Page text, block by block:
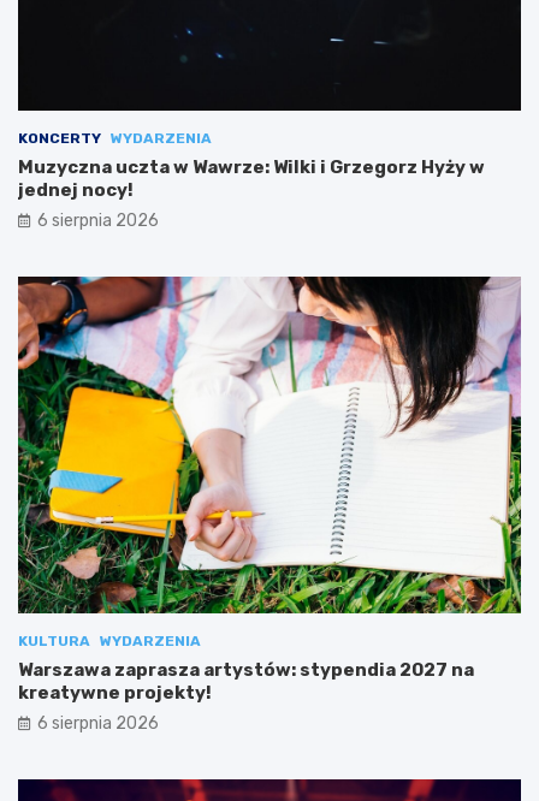
KONCERTY WYDARZENIA
Muzyczna uczta w Wawrze: Wilki i Grzegorz Hyży w
jednej nocy!
6 sierpnia 2026
KULTURA WYDARZENIA
Warszawa zaprasza artystów: stypendia 2027 na
kreatywne projekty!
6 sierpnia 2026